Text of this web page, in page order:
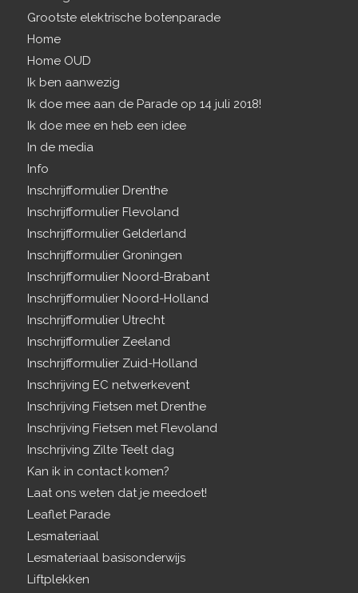
Grootste elektrische botenparade
Home
Home OUD
Ik ben aanwezig
Ik doe mee aan de Parade op 14 juli 2018!
Ik doe mee en heb een idee
In de media
Info
Inschrijfformulier Drenthe
Inschrijfformulier Flevoland
Inschrijfformulier Gelderland
Inschrijfformulier Groningen
Inschrijfformulier Noord-Brabant
Inschrijfformulier Noord-Holland
Inschrijfformulier Utrecht
Inschrijfformulier Zeeland
Inschrijfformulier Zuid-Holland
Inschrijving EC netwerkevent
Inschrijving Fietsen met Drenthe
Inschrijving Fietsen met Flevoland
Inschrijving Zilte Teelt dag
Kan ik in contact komen?
Laat ons weten dat je meedoet!
Leaflet Parade
Lesmateriaal
Lesmateriaal basisonderwijs
Liftplekken